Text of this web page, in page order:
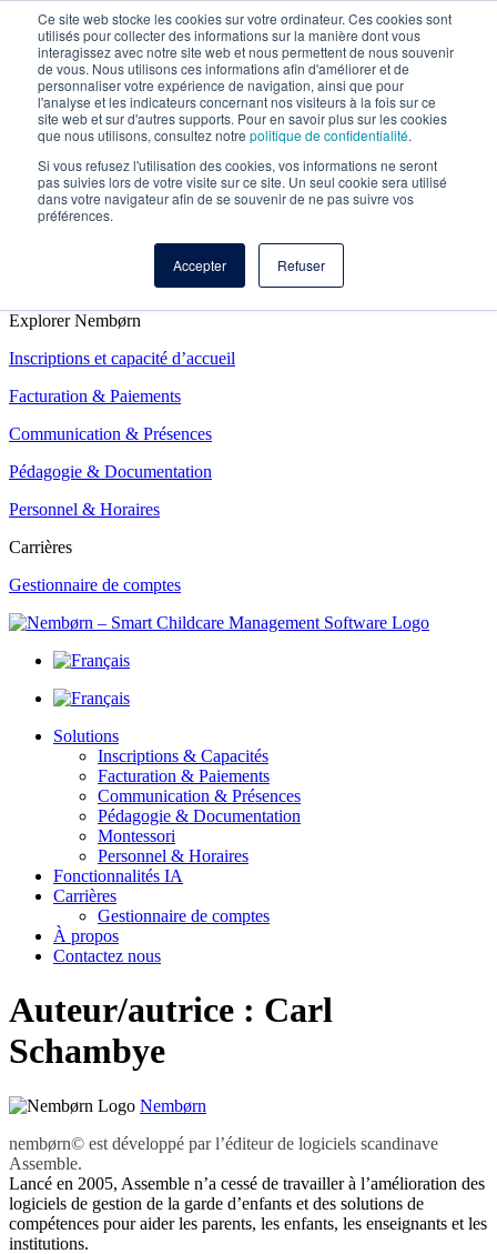
Ce site web stocke les cookies sur votre ordinateur. Ces cookies sont
utilisés pour collecter des informations sur la manière dont vous
interagissez avec notre site web et nous permettent de nous souvenir
de vous. Nous utilisons ces informations afin d'améliorer et de
personnaliser votre expérience de navigation, ainsi que pour
l'analyse et les indicateurs concernant nos visiteurs à la fois sur ce
site web et sur d'autres supports. Pour en savoir plus sur les cookies
que nous utilisons, consultez notre politique de confidentialité.
Si vous refusez l'utilisation des cookies, vos informations ne seront
pas suivies lors de votre visite sur ce site. Un seul cookie sera utilisé
dans votre navigateur afin de se souvenir de ne pas suivre vos
préférences.
Accepter Refuser
Aller
contenu
Solutions
Caractéristiques de l’IA
Carrières
À propos
Contactez nous
Explorer Nembørn
Inscriptions et capacité d’accueil
Facturation & Paiements
Communication & Présences
Pédagogie & Documentation
Personnel & Horaires
Carrières
Gestionnaire de comptes
Solutions
Inscriptions & Capacités
Facturation & Paiements
Communication & Présences
Pédagogie & Documentation
Montessori
Personnel & Horaires
Fonctionnalités IA
Carrières
Gestionnaire de comptes
À propos
Contactez nous
Auteur/autrice : Carl
Schambye
Nembørn
nembørn© est développé par l’éditeur de logiciels scandinave
Assemble.
Lancé en 2005, Assemble n’a cessé de travailler à l’amélioration des
logiciels de gestion de la garde d’enfants et des solutions de
compétences pour aider les parents, les enfants, les enseignants et les
institutions.